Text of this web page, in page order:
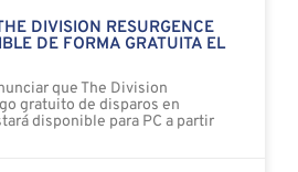
DIVISION RESURGENCE
DE FORMA GRATUITA EL
que The Division
gratuito de disparos en
disponible para PC a partir